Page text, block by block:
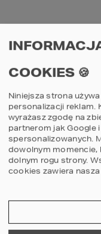
AN
COOKIES 🍪
Niniejsza strona
personalizacji reklam.
wyrażasz zgodę na
partnerom jak Google
spersonalizowanych.
dowolnym momencie,
dolnym rogu strony.
cookies zawiera nasza